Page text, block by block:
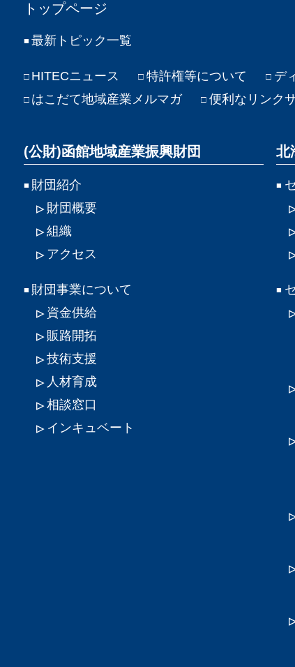
トップページ
最新トピック一覧
HITECニュース 特許権等について デ
はこだて地域産業メルマガ
便利なリンク
(公財)函館地域産業振興財団
財団紹介
財団概要
組織
アクセス
財団事業について
資金供給
販路開拓
技術支援
人材育成
相談窓口
インキュベート
北